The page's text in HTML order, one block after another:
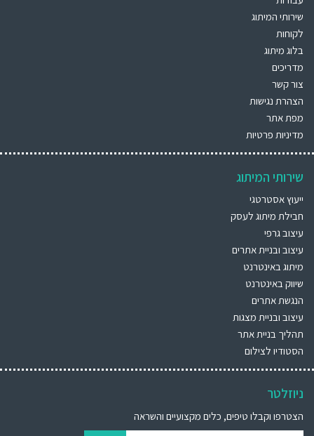
שירותי המיתוג
לקוחות
בלוג מיתוג
מדריכים
צור קשר
הצהרת נגישות
מפת אתר
מדיניות פרטיות
שירותי המיתוג
ייעוץ אסטרטגי
חבילת מיתוג לעסק
עיצוב גרפי
עיצוב ובניית אתרים
מיתוג באינטרנט
שיווק באינטרנט
הנגשת אתרים
עיצוב ובניית מצגות
תהליך בניית אתר
הסטודיו לצילום
ניוזלטר
הצטרפו וקבלו טיפים, כלים מקצועיים והשראה